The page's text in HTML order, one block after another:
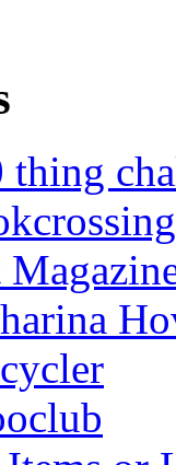
thing